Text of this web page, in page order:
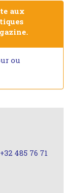
aux
ou
485 76 71